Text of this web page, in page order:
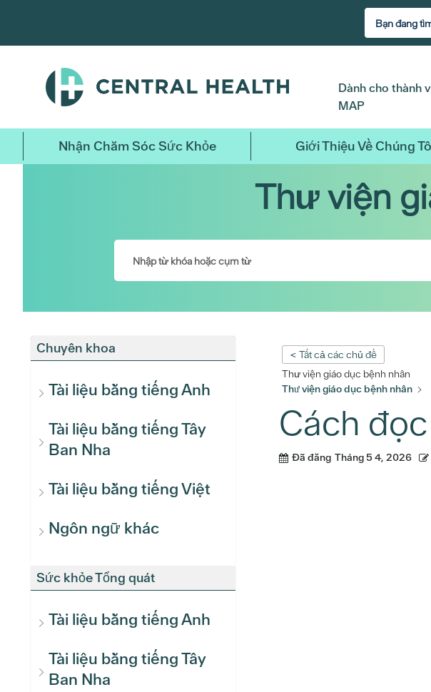
nội
chính
Dành cho thành
MAP
Nhận Chăm Sóc Sức Khỏe Giới Thiệu Về Chúng
Thư viện
Chuyên khoa
Tài liệu bằng tiếng Anh
Tài liệu bằng tiếng Tây
Ban Nha
Tài liệu bằng tiếng Việt
Ngôn ngữ khác
Sức khỏe Tổng quát
Tài liệu bằng tiếng Anh
Tài liệu bằng tiếng Tây
Ban Nha
< Tất cả các chủ đề
Thư viện giáo dục bệnh nhân
Thư viện giáo dục bệnh nhân
Cách
Đã đăng Tháng 5 4, 2026